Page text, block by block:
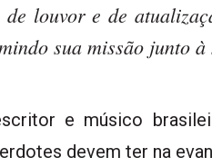
louvor e de
sua missão junto
e músico
devem ter na